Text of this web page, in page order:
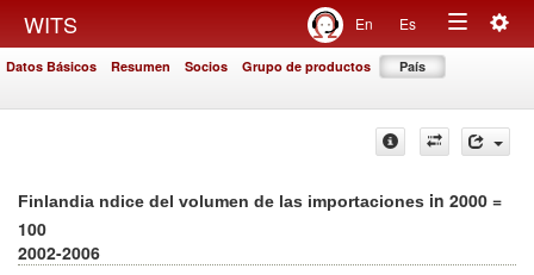
WITS En Es
Toggle
Datos Básicos Resumen Socios Grupo de productos País
Finlandia ndice del volumen de las importaciones in 2000 =
100
2002-2006